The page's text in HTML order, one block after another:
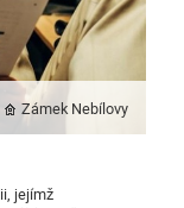
Zámek Nebílovy
jejímž